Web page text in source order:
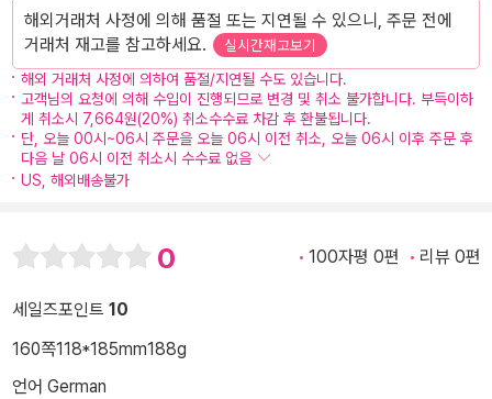
해외거래처 사정에 의해 품절 또는 지연될 수 있으니, 주문 전에
거래처 재고를 참고하세요.
실시간재고보기
해외 거래처 사정에 의하여 품절/지연될 수도 있습니다.
고객님의 요청에 의해 수입이 진행되므로 변경 및 취소 불가합니다. 부득이하
게 취소시 7,664원(20%) 취소수수료 차감 후 환불됩니다.
단, 오늘 00시~06시 주문을 오늘 06시 이전 취소, 오늘 06시 이후 주문 후
다음 날 06시 이전 취소시 수수료 없음
US, 해외배송불가
0 100자평 0편 리뷰 0편
세일즈포인트 10
160쪽118*185mm188g
언어 German